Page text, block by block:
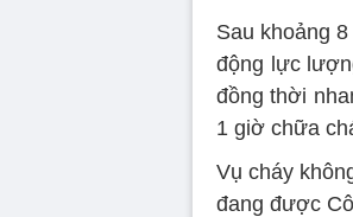
Sau khoảng
động lực
đồng thời
1 giờ chữa
Vụ cháy
đang được